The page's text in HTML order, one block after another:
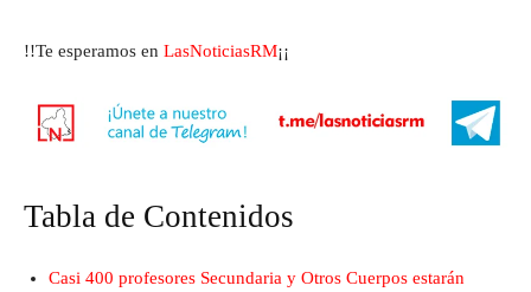
!!Te esperamos en LasNoticiasRM¡¡
Tabla de Contenidos
Casi 400 profesores Secundaria y Otros Cuerpos estarán